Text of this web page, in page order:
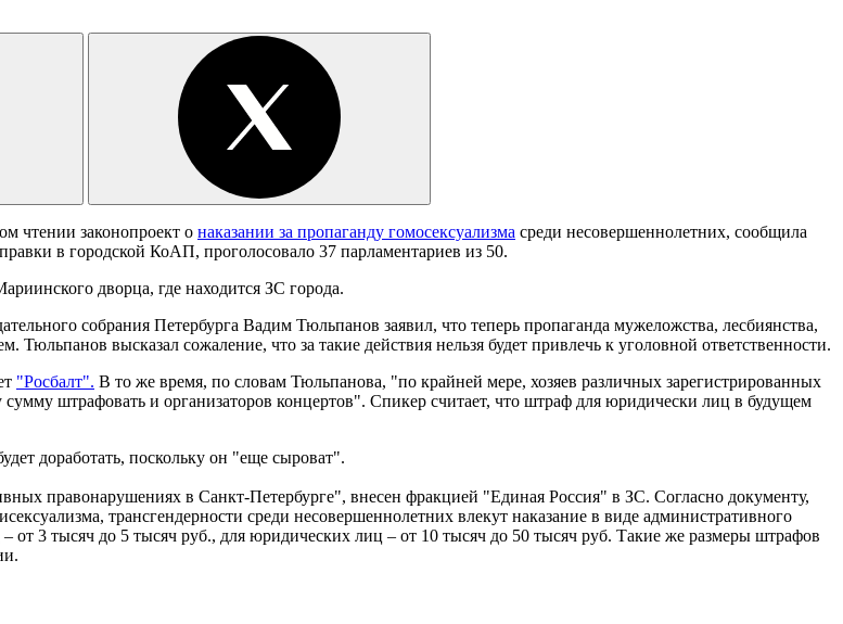
чтении законопроект о наказании за пропаганду гомосексуализма среди несовершеннолетних, сообщила
в городской КоАП, проголосовало 37 парламентариев из 50.
дворца, где находится ЗС города.
собрания Петербурга Вадим Тюльпанов заявил, что теперь пропаганда мужеложства, лесбиянства,
высказал сожаление, что за такие действия нельзя будет привлечь к уголовной ответственности.
"Росбалт". В то же время, по словам Тюльпанова, "по крайней мере, хозяев различных зарегистрированных
штрафовать и организаторов концертов". Спикер считает, что штраф для юридически лиц в будущем
доработать, поскольку он "еще сыроват".
правонарушениях в Санкт-Петербурге", внесен фракцией "Единая Россия" в ЗС. Согласно документу,
трансгендерности среди несовершеннолетних влекут наказание в виде административного
от 3 тысяч до 5 тысяч руб., для юридических лиц – от 10 тысяч до 50 тысяч руб. Такие же размеры штрафов